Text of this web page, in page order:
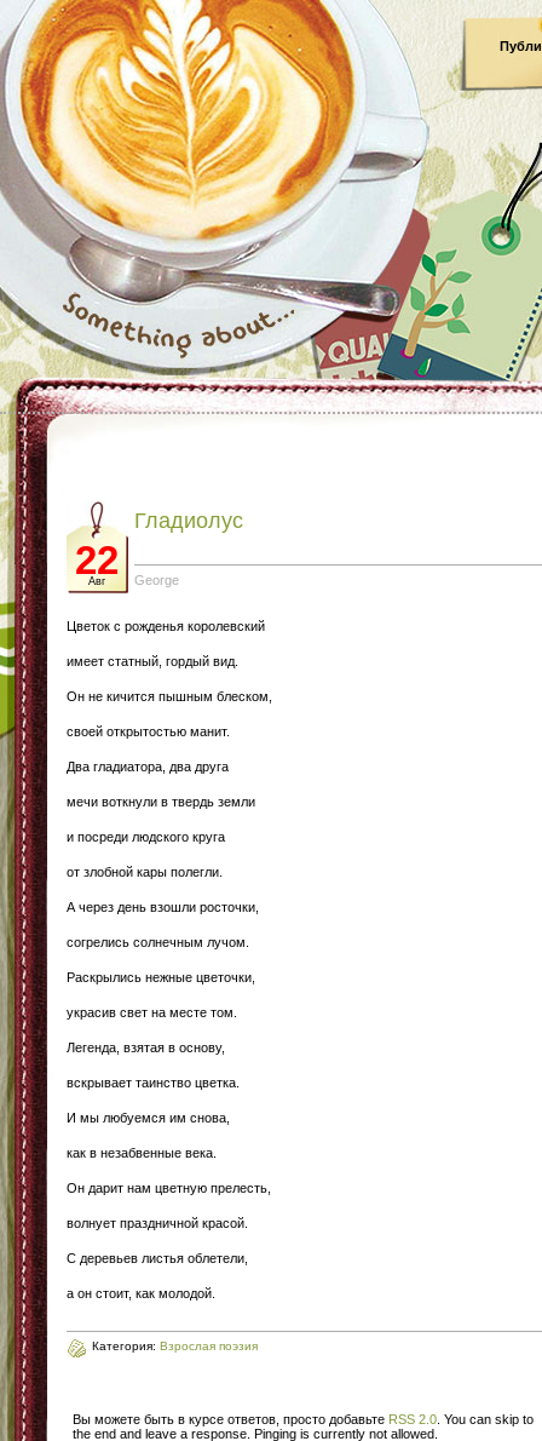
22
Авг
Гладиолус
George
Цветок с рожденья королевский
имеет статный, гордый вид.
Он не кичится пышным блеском,
своей открытостью манит.
Два гладиатора, два друга
мечи воткнули в твердь земли
и посреди людского круга
от злобной кары полегли.
А через день взошли росточки,
согрелись солнечным лучом.
Раскрылись нежные цветочки,
украсив свет на месте том.
Легенда, взятая в основу,
вскрывает таинство цветка.
И мы любуемся им снова,
как в незабвенные века.
Он дарит нам цветную прелесть,
волнует праздничной красой.
С деревьев листья облетели,
а он стоит, как молодой.
Категория: Взрослая поэзия
Вы можете быть в курсе ответов, просто добавьте RSS 2.0 . You can skip to
the end and leave a response. Pinging is currently not allowed.